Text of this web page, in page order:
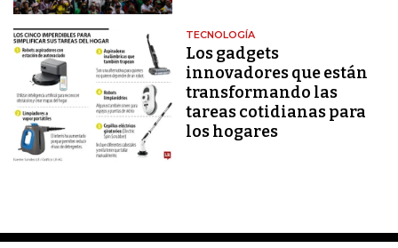
TECNOLOGÍA
Los gadgets
innovadores que están
transformando las
tareas cotidianas para
los hogares